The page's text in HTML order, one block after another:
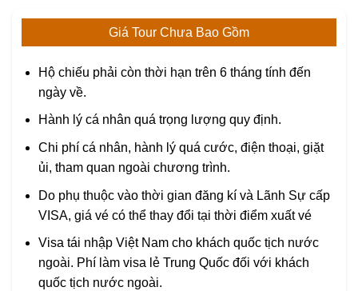
Giá Tour Chưa Bao Gồm
Hộ chiếu phải còn thời hạn trên 6 tháng tính đến
ngày về.
Hành lý cá nhân quá trọng lượng quy định.
Chi phí cá nhân, hành lý quá cước, điện thoại, giặt
ủi, tham quan ngoài chương trình.
Do phụ thuộc vào thời gian đăng kí và Lãnh Sự cấp
VISA, giá vé có thể thay đổi tại thời điểm xuất vé
Visa tái nhập Việt Nam cho khách quốc tịch nước
ngoài. Phí làm visa lẻ Trung Quốc đối với khách
quốc tịch nước ngoài.